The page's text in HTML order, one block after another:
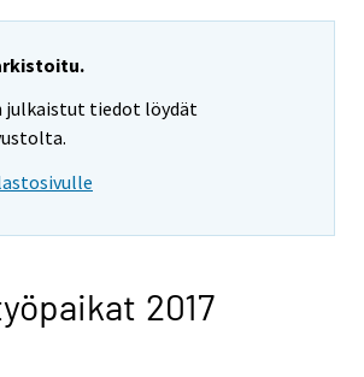
julkaistut tiedot löydät
2017